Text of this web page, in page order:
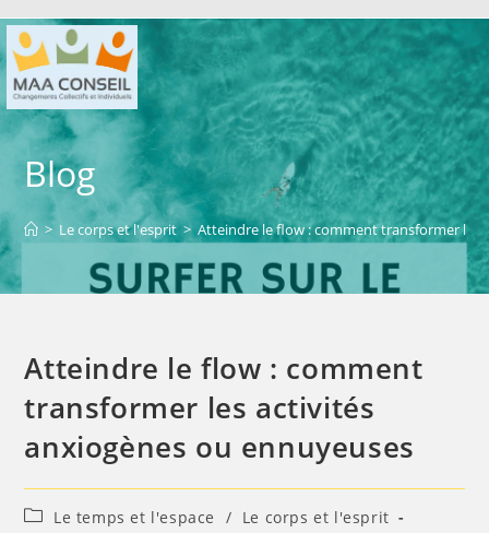
Blog
> Le corps et l'esprit > Atteindre le flow : comment transformer les
Atteindre le flow : comment
transformer les activités
anxiogènes ou ennuyeuses
Le temps et l'espace / Le corps et l'esprit